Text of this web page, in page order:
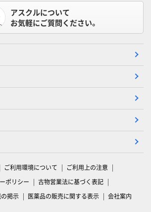
アスクルについて
お気軽にご質問ください。
ご利用環境について
ご利用上の注意
ポリシー
古物営業法に基づく表記
掲示
医薬品の販売に関する表示 会社案内